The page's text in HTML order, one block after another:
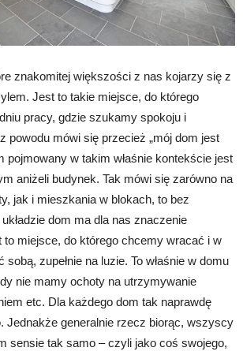
znakomitej większości z nas kojarzy się z
Jest to takie miejsce, do którego
pracy, gdzie szukamy spokoju i
powodu mówi się przecież „mój dom jest
pojmowany w takim właśnie kontekście jest
aniżeli budynek. Tak mówi się zarówno na
jak i mieszkania w blokach, to bez
dom ma dla nas znaczenie
to miejsce, do którego chcemy wracać i w
zupełnie na luzie. To właśnie w domu
nie mamy ochoty na utrzymywanie
etc. Dla każdego dom tak naprawdę
Jednakże generalnie rzecz biorąc, wszyscy
sensie tak samo – czyli jako coś swojego,